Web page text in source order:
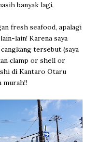
banyak lagi.
fresh seafood, apalagi
lain! Karena saya
tersebut (saya
clamp or shell or
di Kantaro Otaru
murah!!